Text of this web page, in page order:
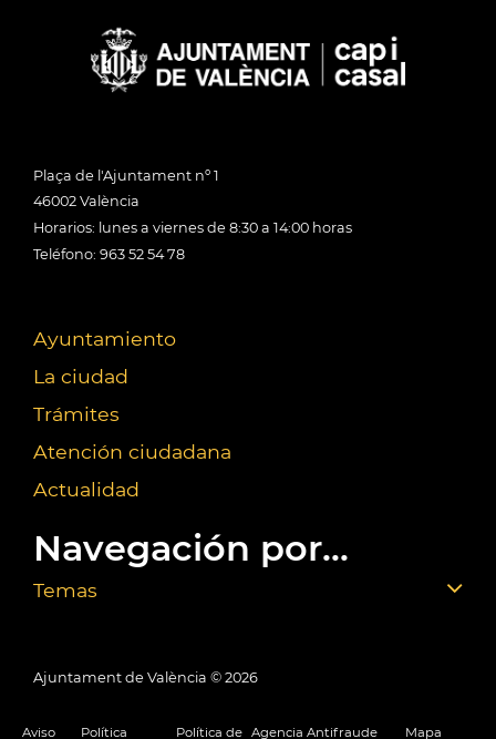
Plaça de l'Ajuntament nº 1
46002 València
Horarios: lunes a viernes de 8:30 a 14:00 horas
Teléfono: 963 52 54 78
Ayuntamiento
La ciudad
Trámites
Atención ciudadana
Actualidad
Navegación por...
Temas
Ajuntament de València © 2026
Aviso Política Política de Agencia Antifraude Mapa